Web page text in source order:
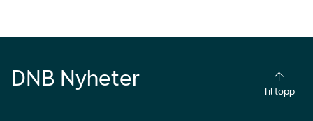
DNB Nyheter
Til topp